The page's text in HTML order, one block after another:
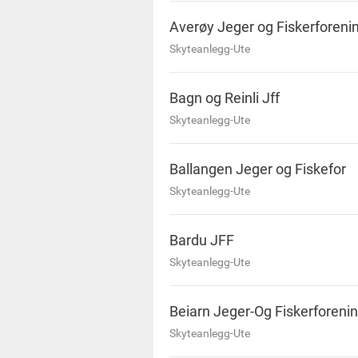
Averøy Jeger og
Skyteanlegg-Ute
Bagn og Reinli Jff
Skyteanlegg-Ute
Ballangen Jeger og Fiskefor
Skyteanlegg-Ute
Bardu JFF
Skyteanlegg-Ute
Beiarn Jeger-Og
Skyteanlegg-Ute